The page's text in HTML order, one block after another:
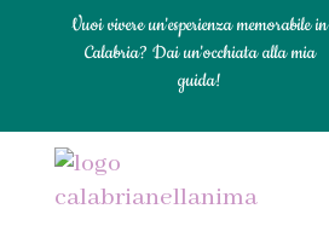
Vuoi vivere un'esperienza memorabile in
Calabria? Dai un'occhiata alla mia
guida!